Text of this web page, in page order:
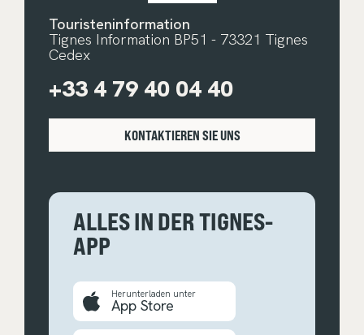
Touristeninformation
Tignes Information BP51 - 73321 Tignes
Cedex
+33 4 79 40 04 40
KONTAKTIEREN SIE UNS
ALLES IN DER TIGNES-
APP
Herunterladen unter
App Store